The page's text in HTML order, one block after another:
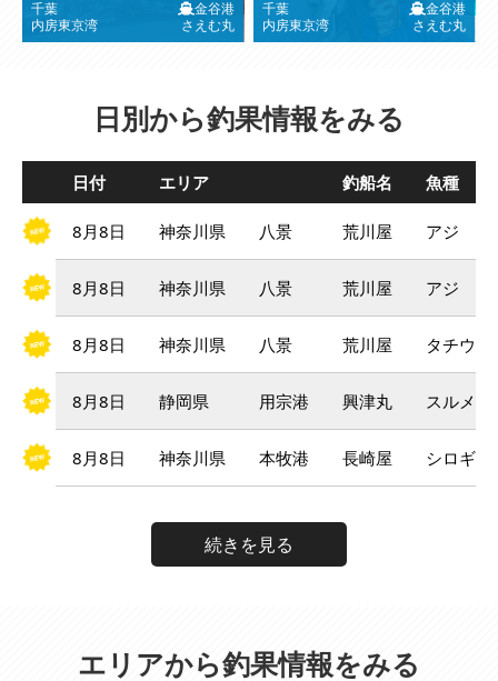
千葉
内房東京湾
金谷港
さえむ丸
千葉
内房東京湾
金谷港
さえむ丸
日別から釣果情報をみる
日付 エリア 釣船名 魚種
8月8日 神奈川県 八景 荒川屋 アジ
8月8日 神奈川県 八景 荒川屋 アジ
8月8日 神奈川県 八景 荒川屋 タチウオ
8月8日 静岡県 用宗港 興津丸 スルメイ
8月8日 神奈川県 本牧港 長崎屋 シロギス
続きを見る
エリアから釣果情報をみる